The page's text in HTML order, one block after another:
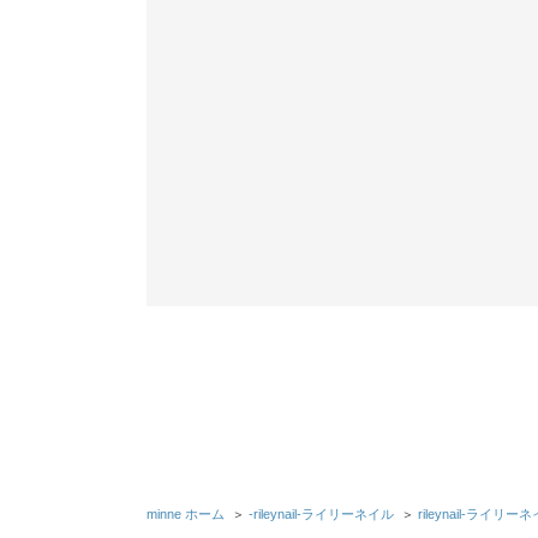
minne ホーム ＞ -rileynail-ライリーネイル ＞ rileynail-ライリーネ